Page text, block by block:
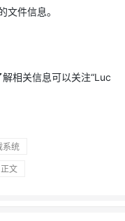
件信息。
解相关信息可以关注“Luc
系统
文